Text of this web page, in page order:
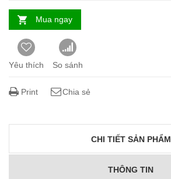
Mua ngay
Yêu thích So sánh
Print Chia sẻ
CHI TIẾT SẢN PHẨM
THÔNG TIN